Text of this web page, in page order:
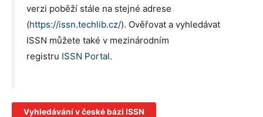
verzi poběží stále na stejné adrese
(https://issn.techlib.cz/). Ověřovat a vyhledávat
ISSN můžete také v mezinárodním
registru ISSN Portal.
Vyhledávání v české bázi ISSN